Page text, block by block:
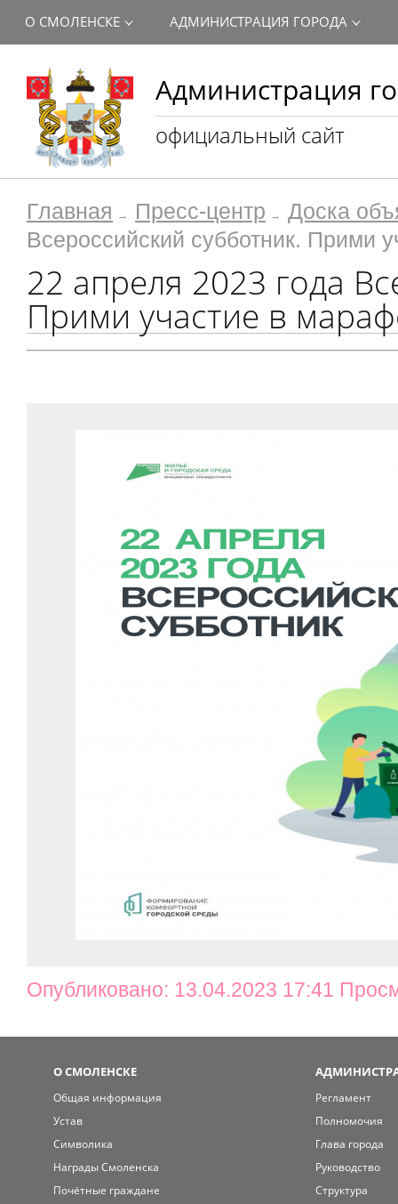
Администрация
официальный сайт
О СМОЛЕНСКЕ АДМИНИСТРАЦИЯ ГОРОДА
Главная Пресс-центр
Доска
Всероссийский субботник. Прими
22 апреля 2023 года
Прими участие в
Опубликовано: 13.04.2023 17:41
О СМОЛЕНСКЕ
Общая информация
Устав
Символика
Награды Смоленска
Почётные граждане
Регламент
Полномочия
Глава города
Руководство
Структура